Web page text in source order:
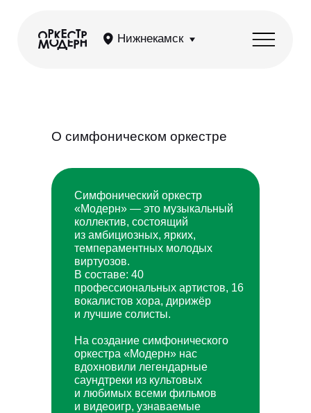
Симфонический оркестр
«Модерн» — это музыкальный
коллектив, состоящий
из амбициозных, ярких,
темпераментных молодых
виртуозов.
В составе: 40
профессиональных артистов, 16
вокалистов хора, дирижёр
и лучшие солисты.
На создание симфонического
оркестра «Модерн» нас
вдохновили легендарные
саундтреки из культовых
и любимых всеми фильмов
и видеоигр, узнаваемые
О симфоническом оркестре